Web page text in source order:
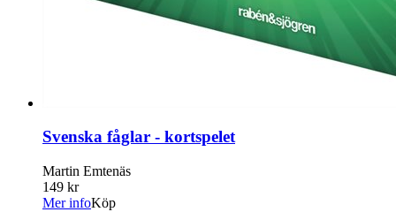
Svenska fåglar - kortspelet
Martin Emtenäs
149 kr
Mer infoKöp